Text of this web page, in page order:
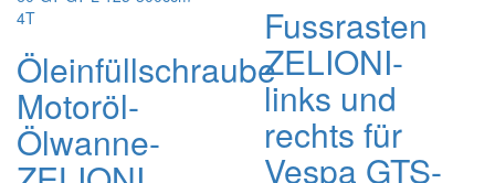
Öleinfüllschraube
Motoröl-
Ölwanne-
Fussrasten
ZELIONI-
links und
rechts für
Vespa GTS-